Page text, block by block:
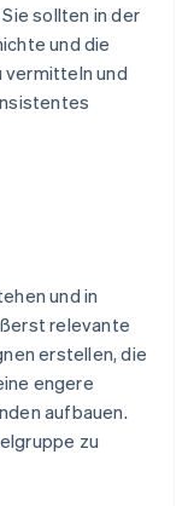
sollten in der
und die
vermitteln und
und in
relevante
erstellen, die
engere
aufbauen.
zu